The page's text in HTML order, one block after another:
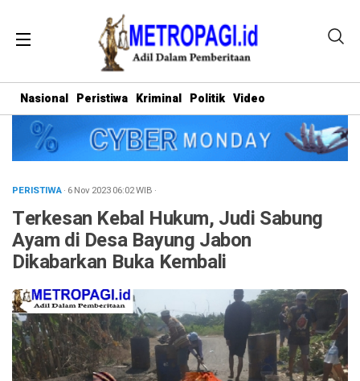
Nasional Peristiwa Kriminal Politik Video
PERISTIWA· 6 Nov 202306:02WIB ·
Terkesan Kebal Hukum, Judi Sabung
Ayam di Desa Bayung Jabon
Dikabarkan Buka Kembali